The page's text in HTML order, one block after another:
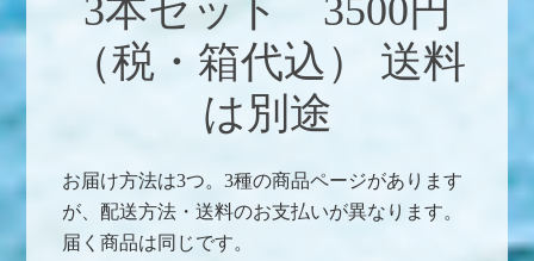
3本セット 3500円
（税・箱代込） 送料
は別途
お届け方法は3つ。3種の商品ページがあります
が、配送方法・送料のお支払いが異なります。
届く商品は同じです。